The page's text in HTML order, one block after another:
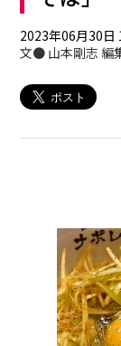
2023年06月30日
文● 山本剛志 編